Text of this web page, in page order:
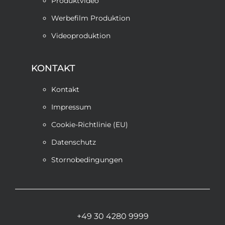
Werbefilm Produktion
Videoproduktion
KONTAKT
Kontakt
Impressum
Cookie-Richtlinie (EU)
Datenschutz
Stornobedingungen
+49 30 4280 9999